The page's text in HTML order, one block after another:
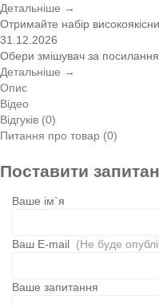
Детальніше →
Отримайте набір
31.12.2026
Обери змішувач за
Детальніше →
Опис
Відео
Відгуків (0)
Питання про товар (0)
Поставити
Ваше ім`я
Ваш E-mail (Не буде
Ваше запитання